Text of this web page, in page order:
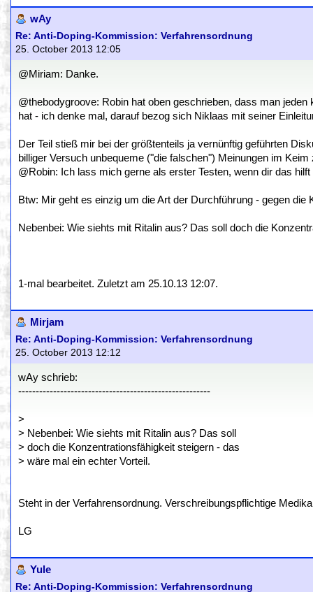
wAy
Re: Anti-Doping-Kommission: Verfahrensordnung
25. October 2013 12:05
@Miriam: Danke.
@thebodygroove: Robin hat oben geschrieben, dass man
hat - ich denke mal, darauf bezog sich Niklaas mit seiner
Der Teil stieß mir bei der größtenteils ja vernünftig geführten
billiger Versuch unbequeme ("die falschen") Meinungen im
@Robin: Ich lass mich gerne als erster Testen, wenn dir das
Btw: Mir geht es einzig um die Art der Durchführung - gegen die
Nebenbei: Wie siehts mit Ritalin aus? Das soll doch die
1-mal bearbeitet. Zuletzt am 25.10.13 12:07.
Mirjam
Re: Anti-Doping-Kommission: Verfahrensordnung
25. October 2013 12:12
wAy schrieb:
-------------------------------------------------------
>
> Nebenbei: Wie siehts mit Ritalin aus? Das soll
> doch die Konzentrationsfähigkeit steigern - das
> wäre mal ein echter Vorteil.
Steht in der Verfahrensordnung. Verschreibungspflichtige
LG
Yule
Re: Anti-Doping-Kommission: Verfahrensordnung